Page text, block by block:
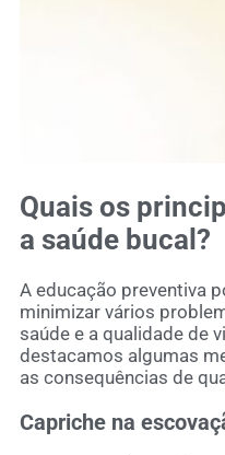
Quais os
a saúde bucal?
A educação preventiva
minimizar vários
saúde e a qualidade de
destacamos algumas
as consequências de
Capriche na